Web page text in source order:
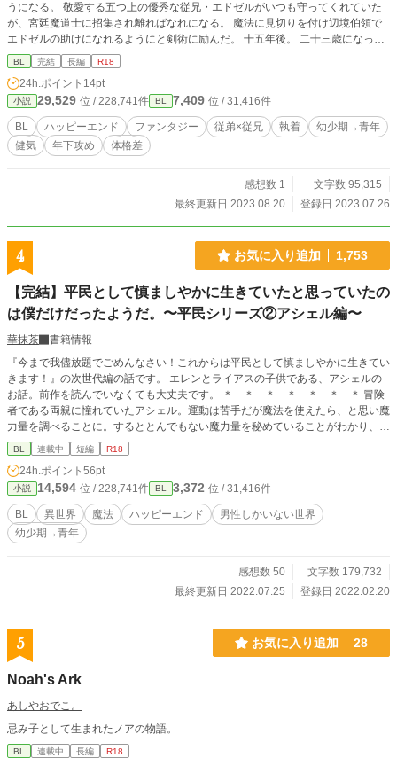
うになる。 敬愛する五つ上の優秀な従兄・エドゼルがいつも守ってくれていた
が、宮廷魔道士に招集され離ればなれになる。 魔法に見切りを付け辺境伯領で
エドゼルの助けになれるようにと剣術に励んだ。 十五年後。 二十三歳になった
ヒルドブランドは魔王討伐のため騎士として王宮に招集された。いつの頃か敬愛
は形を変え、一人の男としてエドゼルを愛するようになったヒルドブランドは父
の元を訪ねた。 その時、魔力を持たないにもかかわらず一冊の魔導書の内容が
身体に入ってくる。 『吸収魔法』 他者から、魔力とその者が使える魔法を吸い
取り自在に扱える恐ろしいものだった。 その頃エドゼルは第二王子の恋人の一
人になっていた。 宮廷魔道士長となったエドゼルは苛まれる孤独を振り払え
ず、手を伸ばした第二王子に溺れてしまっていた。 エドゼルもまた幼少期に虐
母は、一度としてエドゼルに関心を向けてはくれなかった。支えとなっていたヒ
ルドブランドからの敬愛も失ったエドゼルは、第二王子が囁いてくれる愛が全て
第二王子の嘘だった。 従兄を盲愛する魔剣士と、愛に翻弄される黒魔道士のフ
ァンタジーBL。
BL 完結 長編 R18
24h.ポイント 14pt
小説 29,529 位 / 228,741件 BL 7,409 位 / 31,416件
BL ハッピーエンド ファンタジー 従弟×従兄 執着
幼少期→青年
健気
年下攻め 体格差
感想数 1
文字数 95,315
最終更新日 2023.08.20
登録日 2023.07.26
4 お気に入り追加 1,753
【完結】平民として慎ましやかに生きていたと思っていたの
は僕だけだったようだ。〜平民シリーズ②アシェル編〜
華抹茶
書籍情報
『今まで我儘放題でごめんなさい！これからは平民として慎ましやかに生きてい
きます！』の次世代編の話です。 エレンとライアスの子供である、アシェルの
お話。前作を読んでいなくても大丈夫です。 ＊ ＊ ＊ ＊ ＊ ＊ ＊ 冒険
者である両親に憧れていたアシェル。運動は苦手だが魔法を使えたら、と思い魔
力量を調べることに。するととんでもない魔力量を秘めていることがわかり、魔
法使いになる事を目指す。 アシェル達家族のモットーは、平民として慎ましく
生きていく事。 でも魔力量だけじゃなく、その見た目も魔法を扱う技術も天才
だったアシェルは平民として生きていくには色々大変で…。 ⚫︎幼少期から始ま
ります。 ⚫︎エロまで遠いと思います。 ⚫︎R-18です。エロの部分は※印ありま
す。 ⚫︎1日3話 6:00、12:00、18:00の更新です。 ⚫︎最終話まで執筆済み。 ＊
＊ ＊ ＊ ＊ ＊ ＊ アシェルを主人公とした話とか、子供が生まれてから
の2人の話を読みたいとご希望がありましたので作りました。 よろしければご覧
BL 連載中 短編 R18
24h.ポイント 56pt
小説 14,594 位 / 228,741件 BL 3,372 位 / 31,416件
BL 異世界 魔法 ハッピーエンド
男性しかいない世界
幼少期→青年
感想数 50
文字数 179,732
最終更新日 2022.07.25
登録日 2022.02.20
5 お気に入り追加 28
Noah's Ark
あしやおでこ。
忌み子として生まれたノアの物語。
BL 連載中 長編 R18